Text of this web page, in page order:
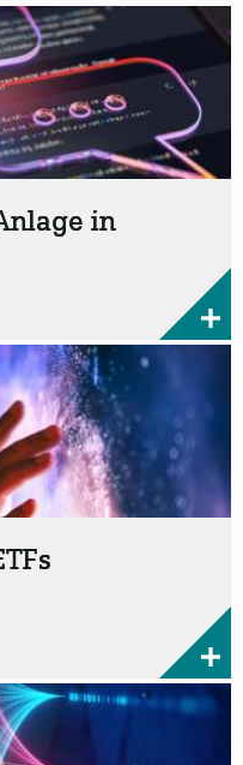
in